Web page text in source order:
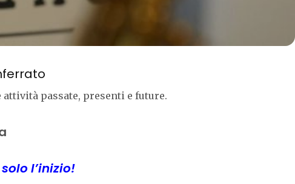
passate, presenti e future.
l’inizio!